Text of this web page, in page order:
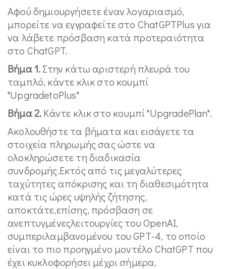
Αφού δημιουργήσετε έναν λογαριασμό,
μπορείτε να εγγραφείτε στο ChatGPTPlus για
να λάβετε πρόσβαση κατά προτεραιότητα
στο ChatGPT.
Βήμα 1.Στην κάτω αριστερή πλευρά του
ταμπλό, κάντε κλικ στο κουμπί
"UpgradetoPlus"
Βήμα 2.Κάντε κλικ στο κουμπί "UpgradePlan".
Ακολουθήστε τα βήματα και εισάγετε τα
στοιχεία πληρωμής σας ώστε να
ολοκληρώσετε τη διαδικασία
συνδρομής.Εκτός από τις μεγαλύτερες
ταχύτητες απόκρισης και τη διαθεσιμότητα
κατά τις ώρες υψηλής ζήτησης,
αποκτάτε,επίσης, πρόσβαση σε
ανεπτυγμένεςλειτουργίες του OpenAI,
συμπεριλαμβανομένου του GPT-4, το οποίο
είναι το πιο προηγμένο μοντέλο ChatGPT που
έχει κυκλοφορήσει μέχρι σήμερα.